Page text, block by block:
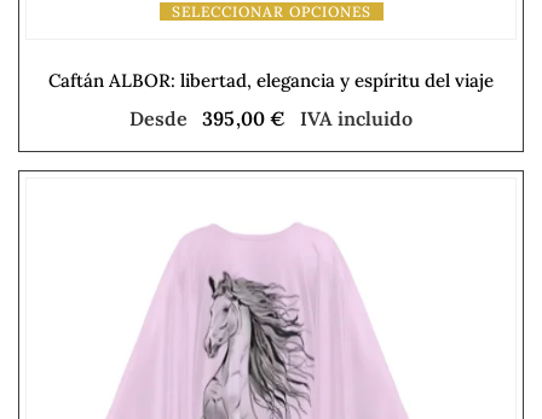
SELECCIONAR OPCIONES
Caftán ALBOR: libertad, elegancia y espíritu del viaje
Desde 395,00 € IVA incluido